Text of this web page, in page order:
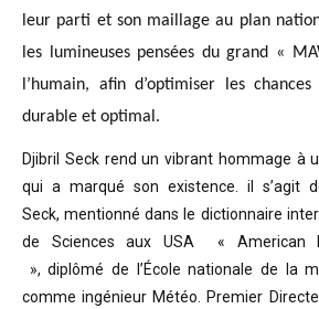
leur parti et son maillage au plan
les lumineuses pensées du grand «
l’humain, afin d’optimiser les chances
durable et optimal.
Djibril Seck rend un vibrant hommage à
qui a marqué son existence. il s’agit
Seck,mentionné dans le dictionnaire
de Sciences aux USA « American
», diplômé de l’École nationale de la
comme ingénieur Météo. Premier